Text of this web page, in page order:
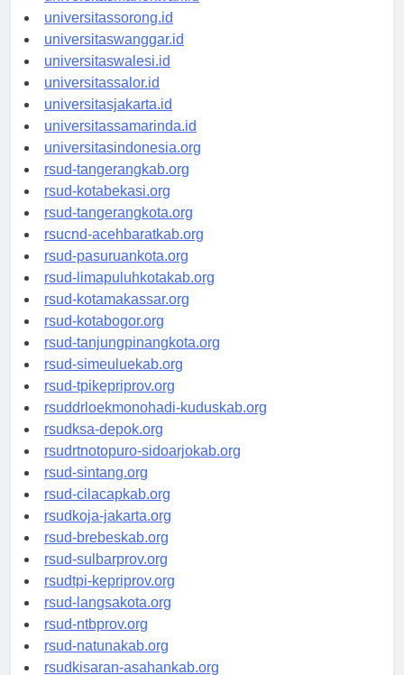
universitasmanokwari.id
universitassorong.id
universitaswanggar.id
universitaswalesi.id
universitassalor.id
universitasjakarta.id
universitassamarinda.id
universitasindonesia.org
rsud-tangerangkab.org
rsud-kotabekasi.org
rsud-tangerangkota.org
rsucnd-acehbaratkab.org
rsud-pasuruankota.org
rsud-limapuluhkotakab.org
rsud-kotamakassar.org
rsud-kotabogor.org
rsud-tanjungpinangkota.org
rsud-simeuluekab.org
rsud-tpikepriprov.org
rsuddrloekmonohadi-kuduskab.org
rsudksa-depok.org
rsudrtnotopuro-sidoarjokab.org
rsud-sintang.org
rsud-cilacapkab.org
rsudkoja-jakarta.org
rsud-brebeskab.org
rsud-sulbarprov.org
rsudtpi-kepriprov.org
rsud-langsakota.org
rsud-ntbprov.org
rsud-natunakab.org